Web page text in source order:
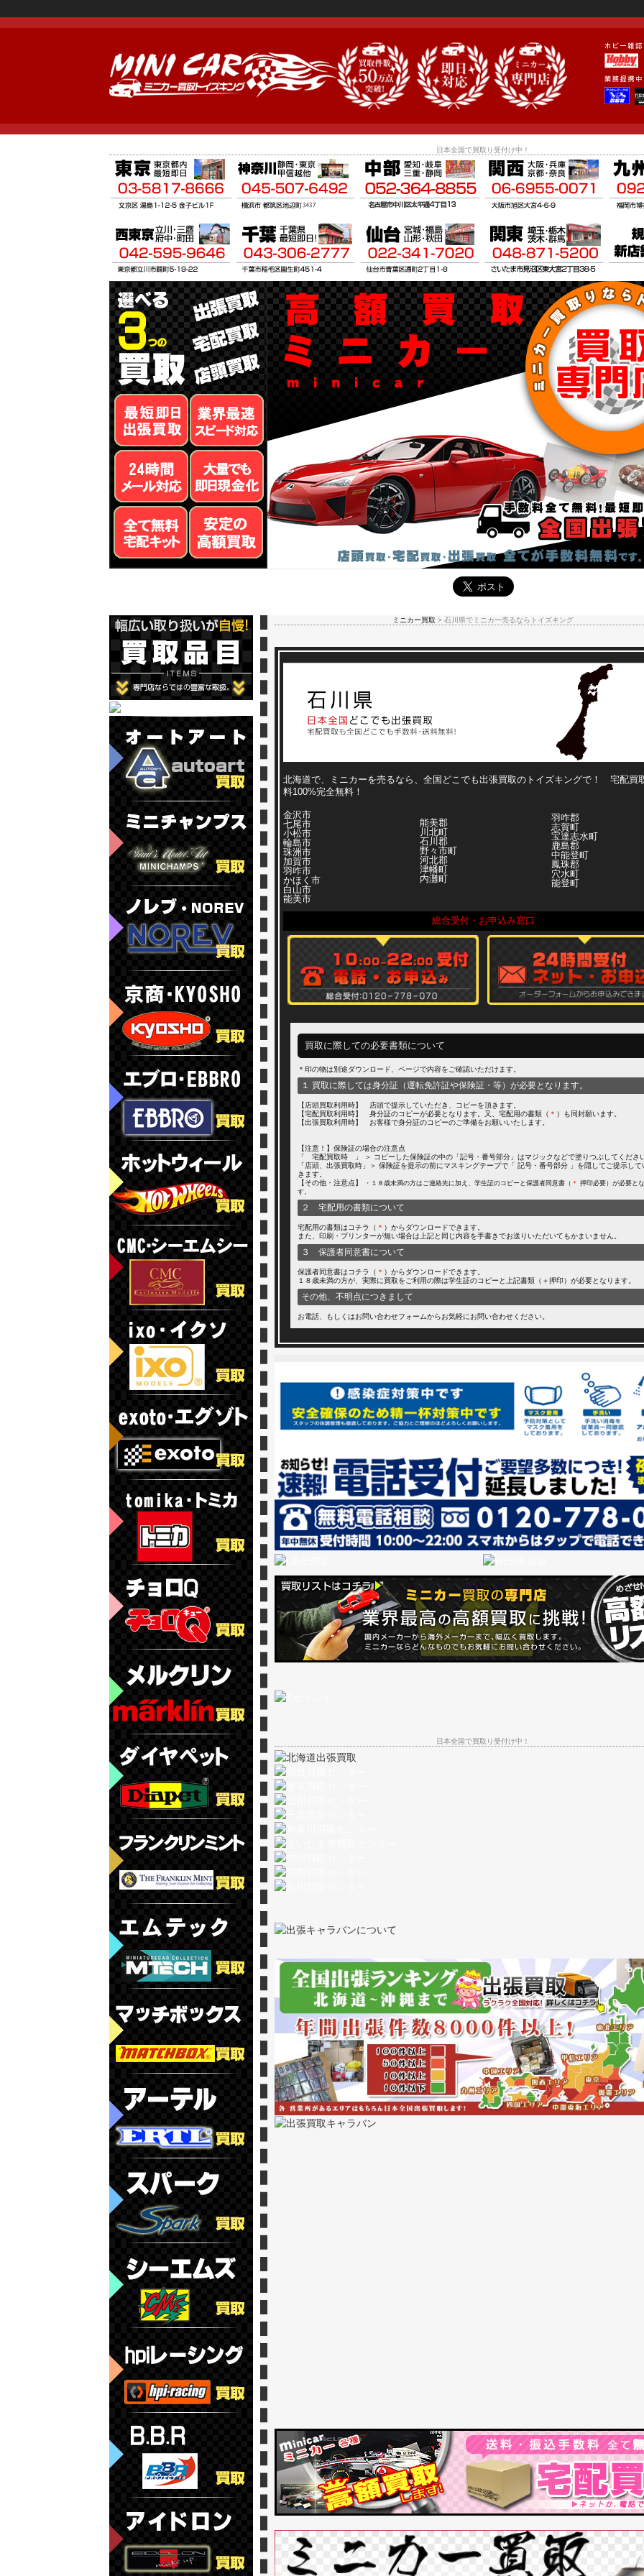
日本全国で買取り受付け中！
ミニカー買取 > 石川県でミニカー売るならトイズキング
北海道で、ミニカーを売るなら、全国どこでも出張買取のトイズキングで！ 宅配買
料100%完全無料！
金沢市
七尾市
小松市
輪島市
珠洲市
加賀市
羽咋市
かほく市
白山市
能美市
能美郡
川北町
石川郡
野々市町
河北郡
津幡町
内灘町
羽咋郡
志賀町
宝達志水町
鹿島郡
中能登町
鳳珠郡
穴水町
能登町
総合受付・お申込み窓口
買取に際しての必要書類について
＊印の物は別途ダウンロード、ページで内容をご確認いただけます。
１ 買取に際しては身分証（運転免許証や保険証・等）が必要となります。
【店頭買取利用時】 店頭で提示していただき、コピーを頂きます。
【宅配買取利用時】 身分証のコピーが必要となります。又、宅配用の書類（ ＊ ）も同封願います。
【出張買取利用時】 お客様で身分証のコピーのご準備をお願いいたします。
【注意！】保険証の場合の注意点
「 宅配買取時 」 ＞ コピーした保険証の中の「記号・番号部分」はマジックなどで塗りつぶしてくださ
「店頭、出張買取時」＞ 保険証を提示の前にマスキングテープで「 記号・番号部分 」を隠してご提示して
きます。
【その他・注意点】
・１８歳未満の方はご連絡先に加え、学生証のコピーと保護者同意書（ ＊ 押印必要）が必要と
す。
２ 宅配用の書類について
宅配用の書類はコチラ（ ＊ ）からダウンロードできます。
また、印刷・プリンターが無い場合は上記と同じ内容を手書きでお送りいただいてもかまいません。
３ 保護者同意書について
保護者同意書はコチラ（ ＊ ）からダウンロードできます。
１８歳未満の方が、実際に買取をご利用の際は学生証のコピーと上記書類（＋押印）が必要となります。
その他、不明点につきまして
お電話、もしくはお問い合わせフォームからお気軽にお問い合わせください。
日本全国で買取り受付け中！